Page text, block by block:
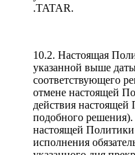
.TATAR.
10.2. Настоящая
указанной выше
соответствующего
отмене настоящей
действия
подобного
настоящей
исполнения